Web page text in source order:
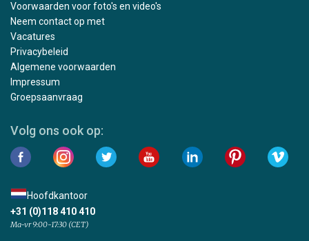
Voorwaarden voor foto's en video's
Neem contact op met
Vacatures
Privacybeleid
Algemene voorwaarden
Impressum
Groepsaanvraag
Volg ons ook op:
Hoofdkantoor
+31 (0)118 410 410
Ma-vr 9:00-17:30 (CET)